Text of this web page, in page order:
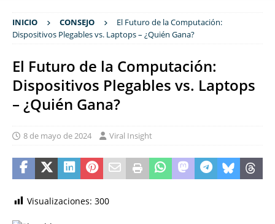
INICIO CONSEJO
El Futuro de la Computación:
Dispositivos Plegables vs. Laptops – ¿Quién Gana?
El Futuro de la Computación:
Dispositivos Plegables vs. Laptops
– ¿Quién Gana?
8 de mayo de 2024 Viral Insight
Visualizaciones: 300